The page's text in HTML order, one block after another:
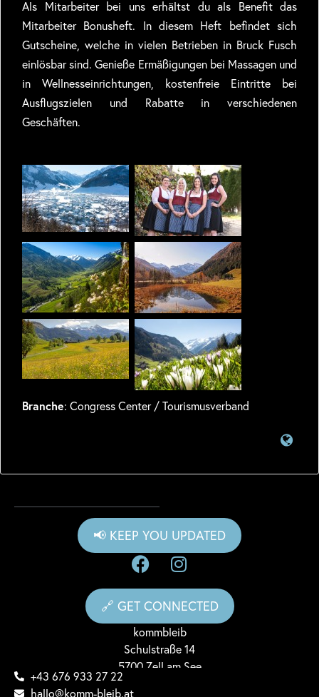
Als Mitarbeiter bei uns erhältst du als Benefit das
Mitarbeiter Bonusheft. In diesem Heft befindet sich
Gutscheine, welche in vielen Betrieben in Bruck Fusch
einlösbar sind. Genieße Ermäßigungen bei Massagen und
in Wellnesseinrichtungen, kostenfreie Eintritte bei
Ausflugszielen und Rabatte in verschiedenen
Geschäften.
Branche: Congress Center / Tourismusverband
kommbleib
Schulstraße 14
5700 Zell am See
+43 676 933 27 22
hallo@komm-bleib.at
🔗 GET CONNECTED
📢 KEEP YOU UPDATED